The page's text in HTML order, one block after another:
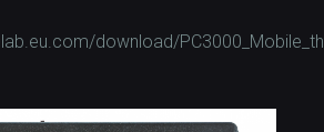
download/